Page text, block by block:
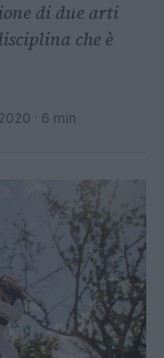
di due arti
che è
· 6 min